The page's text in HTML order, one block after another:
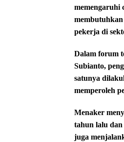
memengaruhi
membutuhkan
pekerja di
Dalam forum
Subianto,
satunya
memperoleh
Menaker
tahun lalu dan
juga